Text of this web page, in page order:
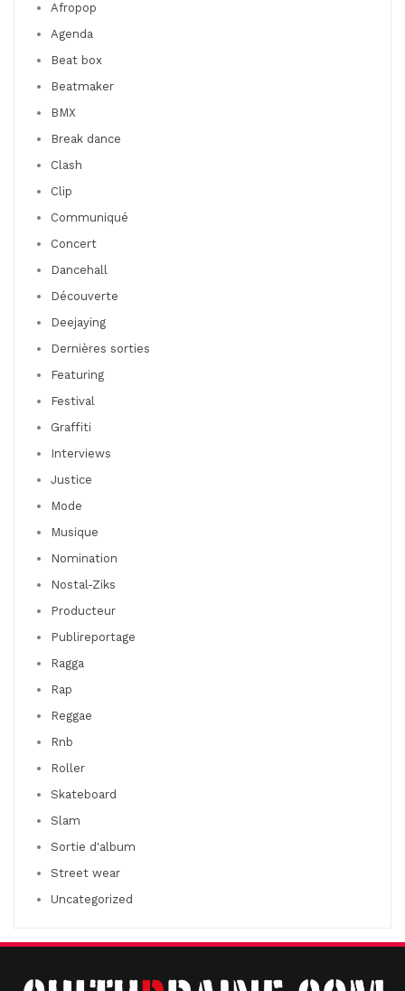
Afropop
Agenda
Beat box
Beatmaker
BMX
Break dance
Clash
Clip
Communiqué
Concert
Dancehall
Découverte
Deejaying
Dernières sorties
Featuring
Festival
Graffiti
Interviews
Justice
Mode
Musique
Nomination
Nostal-Ziks
Producteur
Publireportage
Ragga
Rap
Reggae
Rnb
Roller
Skateboard
Slam
Sortie d'album
Street wear
Uncategorized